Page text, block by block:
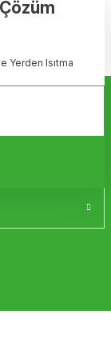
Yerden Isıtma